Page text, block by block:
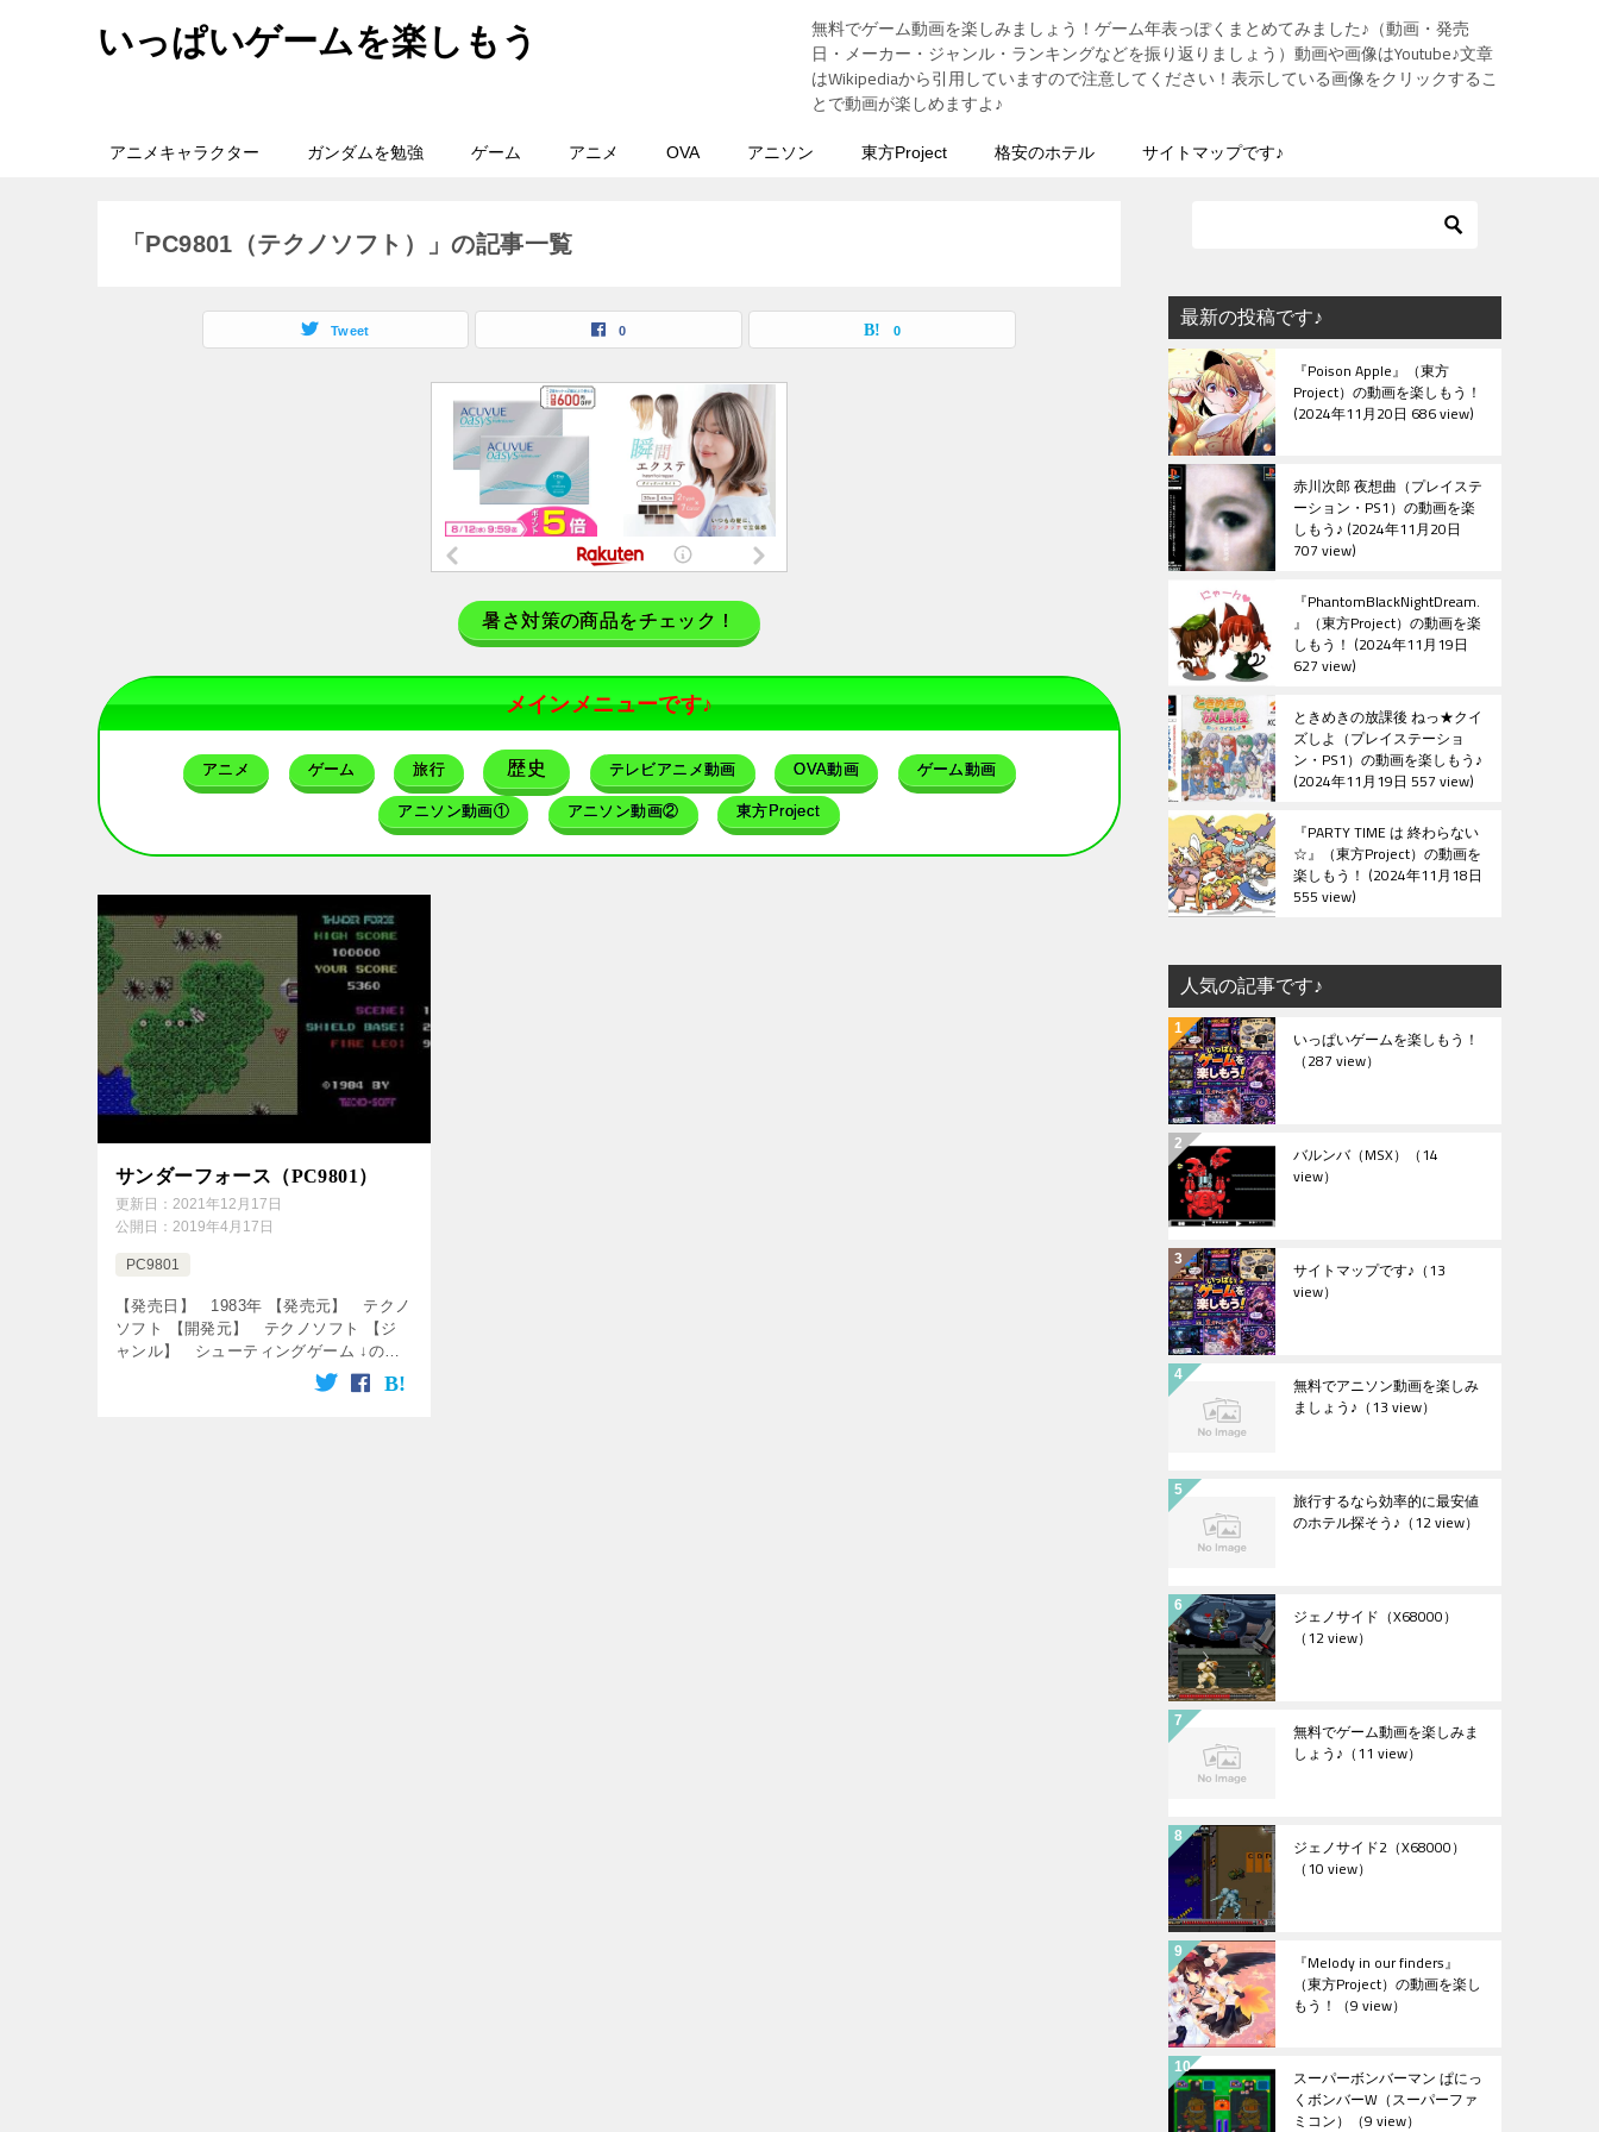
いっぱいゲームを楽しもう
無料でゲーム動画を楽しみましょう！ゲーム年表っぽくまとめてみました♪（動画・発売
日・メーカー・ジャンル・ランキングなどを振り返りましょう）動画や画像はYoutube♪文章
はWikipediaから引用していますので注意してください！表示している画像をクリックするこ
とで動画が楽しめますよ♪
アニメキャラクター ガンダムを勉強 ゲーム アニメ OVA アニソン 東方Project 格安のホテル サイトマップです♪
「PC9801（テクノソフト）」の記事一覧
Tweet 0 0
暑さ対策の商品をチェック！
メインメニューです♪
アニメ ゲーム 旅行 歴史 テレビアニメ動画 OVA動画 ゲーム動画
アニソン動画① アニソン動画② 東方Project
サンダーフォース（PC9801）
更新日： 2021年12月17日
公開日： 2019年4月17日
PC9801
【発売日】 1983年 【発売元】 テクノ
ソフト 【開発元】 テクノソフト 【ジ
ャンル】 シューティングゲーム ↓の動
画をクリック！動画を楽しめます♪
[csshop service=”rakutenR […]
最新の投稿です♪
『Poison Apple』（東方
Project）の動画を楽しもう！
2024年11月20日 686 view
赤川次郎 夜想曲（プレイステ
ーション・PS1）の動画を楽
しもう♪ 2024年11月20日
707 view
『PhantomBlackNightDream.
』（東方Project）の動画を楽
しもう！ 2024年11月19日
627 view
ときめきの放課後 ねっ★クイ
ズしよ（プレイステーショ
ン・PS1）の動画を楽しもう♪
2024年11月19日 557 view
『PARTY TIME は 終わらない
☆』（東方Project）の動画を
楽しもう！ 2024年11月18日
555 view
人気の記事です♪
いっぱいゲームを楽しもう！
（287 view）
バルンバ（MSX） （14
view）
サイトマップです♪ （13
view）
無料でアニソン動画を楽しみ
ましょう♪ （13 view）
旅行するなら効率的に最安値
のホテル探そう♪ （12 view）
ジェノサイド（X68000）
（12 view）
無料でゲーム動画を楽しみま
しょう♪ （11 view）
ジェノサイド2（X68000）
（10 view）
『Melody in our finders』
（東方Project）の動画を楽し
もう！ （9 view）
スーパーボンバーマン ぱにっ
くボンバーW（スーパーファ
ミコン） （9 view）